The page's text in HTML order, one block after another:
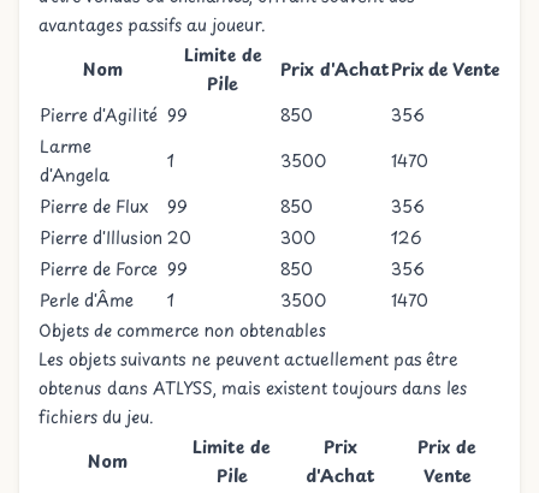
avantages passifs au joueur.
Nom
Limite de
Pile
Prix d'AchatPrix de Vente
Pierre d'Agilité 99 850
356
Larme
d'Angela
1 3500
1470
Pierre de Flux
99 850
356
Pierre d'Illusion 20 300
126
Pierre de Force 99 850
356
Perle d'Âme
1 3500
1470
Objets de commerce non obtenables
Les objets suivants ne peuvent actuellement pas être
obtenus dans ATLYSS, mais existent toujours dans les
fichiers du jeu.
Nom
Limite de
Pile
Prix
d'Achat
Prix de
Vente